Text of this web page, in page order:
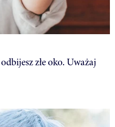
złe oko. Uważaj